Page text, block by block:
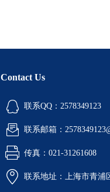
Contact Us
联系QQ：2578349123
联系邮箱：
传真：021-31261608
联系地址：上海市青浦